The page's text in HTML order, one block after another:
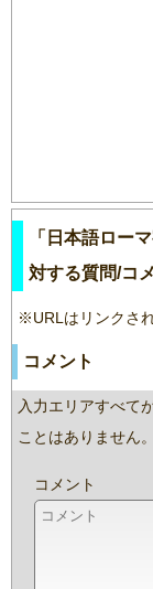
「日本語ロー
対する質問/コ
※URLはリンクさ
コメント
入力エリアすべて
ことはありません。
コメント